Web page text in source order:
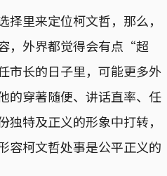
里来定位柯文哲，那么，
，外界都觉得会有点“超
市长的日子里，可能更多外
的穿著随便、讲话直率、任
特及正义的形象中打转，
柯文哲处事是公平正义的